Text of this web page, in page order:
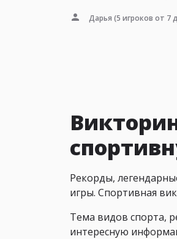
Дарья (5 игроков от 7
Рекорды,
игры. Спортивная
Тема видов спорта,
интересную